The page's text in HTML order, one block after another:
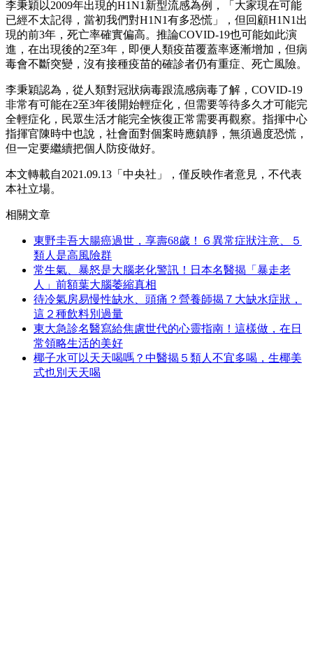
李秉穎以2009年出現的H1N1新型流感為例，「大家現在可能
已經不太記得，當初我們對H1N1有多恐慌」，但回顧H1N1出
現的前3年，死亡率確實偏高。推論COVID-19也可能如此演
進，在出現後的2至3年，即便人類疫苗覆蓋率逐漸增加，但病
毒會不斷突變，沒有接種疫苗的確診者仍有重症、死亡風險。
李秉穎認為，從人類對冠狀病毒跟流感病毒了解，COVID-19
非常有可能在2至3年後開始輕症化，但需要等待多久才可能完
全輕症化，民眾生活才能完全恢復正常需要再觀察。指揮中心
指揮官陳時中也說，社會面對個案時應鎮靜，無須過度恐慌，
但一定要繼續把個人防疫做好。
本文轉載自2021.09.13 「中央社」， 僅反映作者意見，不代表
本社立場。
相關文章
東野圭吾大腸癌過世，享壽68歲！６異常症狀注意、５
類人是高風險群
常生氣、暴怒是大腦老化警訊！日本名醫揭「暴走老
人」前額葉大腦萎縮真相
待冷氣房易慢性缺水、頭痛？營養師揭７大缺水症狀，
這２種飲料別過量
東大急診名醫寫給焦慮世代的心靈指南！這樣做，在日
常領略生活的美好
椰子水可以天天喝嗎？中醫揭５類人不宜多喝，生椰美
式也別天天喝